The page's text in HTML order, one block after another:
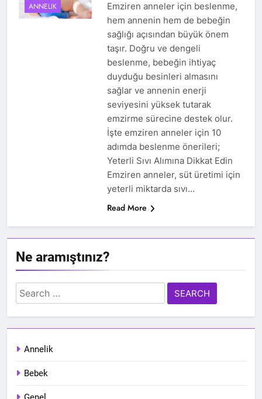
ANNELIK
Emziren anneler için beslenme,
hem annenin hem de bebeğin
sağlığı açısından büyük önem
taşır. Doğru ve dengeli
beslenme, bebeğin ihtiyaç
duyduğu besinleri almasını
sağlar ve annenin enerji
seviyesini yüksek tutarak
emzirme sürecine destek olur.
İşte emziren anneler için 10
adımda beslenme önerileri;
Yeterli Sıvı Alımına Dikkat Edin
Emziren anneler, süt üretimi için
yeterli miktarda sıvı…
Read More
Ne aramıştınız?
Search
for:
Annelik
Bebek